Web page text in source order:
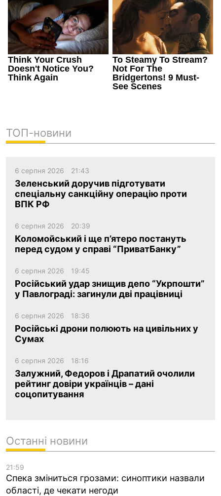
ТОП-новини
6 серпня 2026 21:43
Зеленський доручив підготувати
спеціальну санкційну операцію проти
ВПК РФ
6 серпня 2026 20:39
Коломойський і ще п’ятеро постануть
перед судом у справі “ПриватБанку”
6 серпня 2026 19:45
Російський удар знищив депо “Укрпошти”
у Павлограді: загинули дві працівниці
6 серпня 2026 18:36
Російські дрони полюють на цивільних у
Сумах
6 серпня 2026 18:16
Залужний, Федоров і Драпатий очолили
рейтинг довіри українців – дані
соцопитування
Останні новини
21:59
Спека зміниться грозами: синоптики назвали
області, де чекати негоди